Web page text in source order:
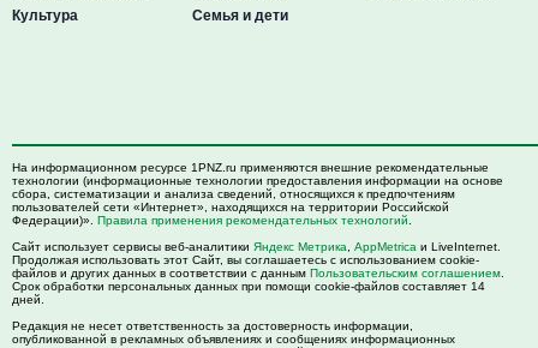
Культура
Семья и дети
На информационном ресурсе 1PNZ.ru применяются внешние рекомендательные
технологии (информационные технологии предоставления информации на основе
сбора, систематизации и анализа сведений, относящихся к предпочтениям
пользователей сети «Интернет», находящихся на территории Российской
Федерации)». Правила применения рекомендательных технологий
Сайт использует сервисы веб-аналитики Яндекс Метрика AppMetrica и LiveInternet.
Продолжая использовать этот Сайт, вы соглашаетесь с использованием cookie-
файлов и других данных в соответствии с данным Пользовательским соглашением
Срок обработки персональных данных при помощи cookie-файлов составляет 14
дней.
Редакция не несет ответственность за достоверность информации,
опубликованной в рекламных объявлениях и сообщениях информационных